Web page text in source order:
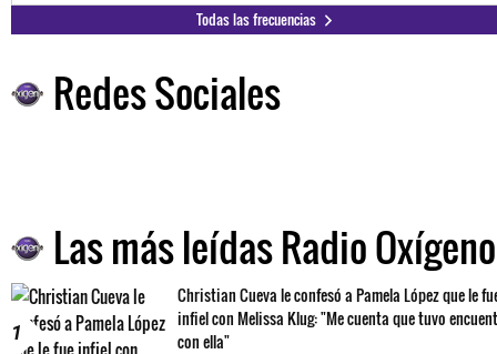
Todas las frecuencias
Redes Sociales
Las más leídas Radio Oxígeno
1
Christian Cueva le confesó a Pamela López que le
infiel con Melissa Klug: "Me cuenta que tuvo
con ella"